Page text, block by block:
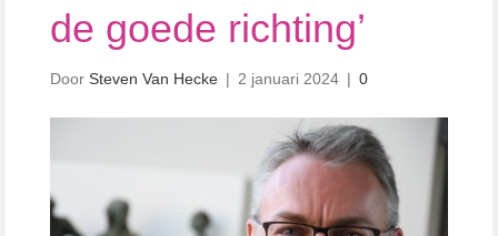
de goede richting’
Door Steven Van Hecke | 2 januari 2024 | 0